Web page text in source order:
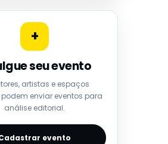
+
seu evento
artistas e espaços
enviar eventos para
análise editorial.
evento